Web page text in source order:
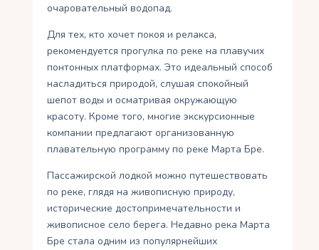
очаровательный водопад.
Для тех, кто хочет покоя и релакса,
рекомендуется прогулка по реке на плавучих
понтонных платформах. Это идеальный способ
насладиться природой, слушая спокойный
шепот воды и осматривая окружающую
красоту. Кроме того, многие экскурсионные
компании предлагают организованную
плавательную программу по реке Марта Бре.
Пассажирской лодкой можно путешествовать
по реке, глядя на живописную природу,
исторические достопримечательности и
живописное село берега. Недавно река Марта
Бре стала одним из популярнейших